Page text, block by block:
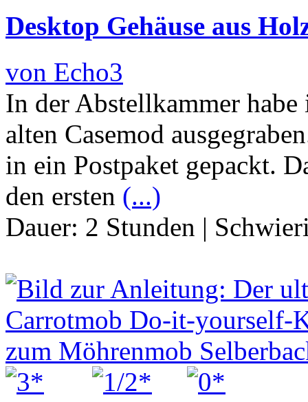
Desktop Gehäuse aus
von Echo3
In der Abstellkammer
alten Casemod
in ein Postpaket gepackt.
den ersten (...)
Dauer: 2 Stunden |